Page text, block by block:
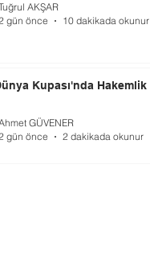
AKŞAR
gün önce
10 dakikada okunur
Kupası'nda Hakemlik
GÜVENER
gün önce
2 dakikada okunur